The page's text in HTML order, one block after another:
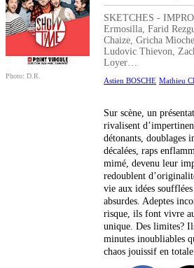
Photo: D.R.
SKETCHES -
Ermosilla, Farid
Chaize, Gricha
Ludovic Thievon,
Loyer…
Astien BOSCHE Mathieu
Sur scène, un
rivalisent
détonants, doublages
décalées, raps
mimé, devenu leur
redoublent
vie aux idées
absurdes. Adeptes
risque, ils font vivre
unique. Des limites?
minutes inoubliables
chaos jouissif en